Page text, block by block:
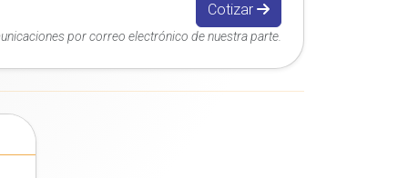
Cotizar
por correo electrónico de nuestra parte.